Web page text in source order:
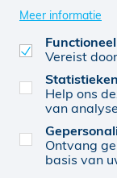
0470 556
205),
Meer informatie
Functioneel
Vereist
Statistieken
Help ons
van
Ontvang
basis van